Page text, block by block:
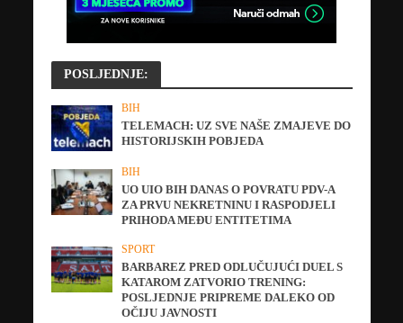
POSLJEDNJE:
BIH
TELEMACH: UZ SVE NAŠE ZMAJEVE DO
HISTORIJSKIH POBJEDA
BIH
UO UIO BIH DANAS O POVRATU PDV-A
ZA PRVU NEKRETNINU I RASPODJELI
PRIHODA MEĐU ENTITETIMA
SPORT
BARBAREZ PRED ODLUČUJUĆI DUEL S
KATAROM ZATVORIO TRENING:
POSLJEDNJE PRIPREME DALEKO OD
OČIJU JAVNOSTI